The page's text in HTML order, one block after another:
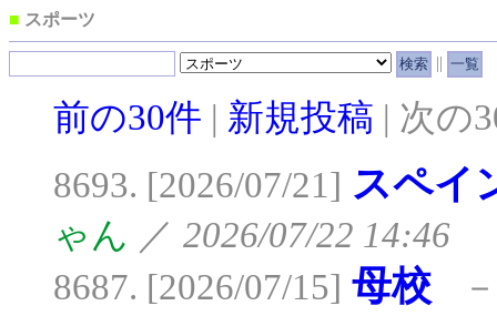
■ スポーツ
||
前の30件 | 新規投稿 | 次の
8693. [2026/07/21] スペイ
ゃん ／ 2026/07/22 14:46
8687. [2026/07/15] 母校